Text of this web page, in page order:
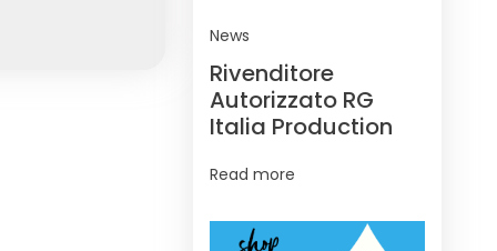
News
Rivenditore
Autorizzato RG
Italia Production
Read more